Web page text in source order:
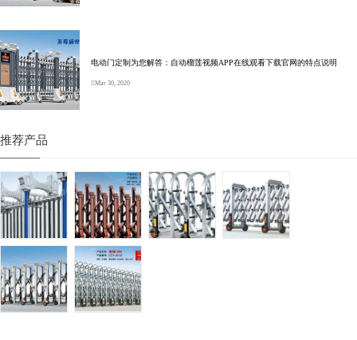
电动门定制为您解答：自动榴莲视频APP在线观看下载官网的特点说明
Mar 30, 2020
推荐产品